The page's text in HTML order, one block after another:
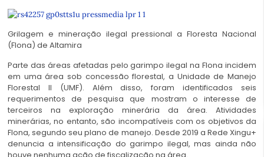
Grilagem e mineração ilegal pressional a Floresta Nacional
(Flona) de Altamira
Parte das áreas afetadas pelo garimpo ilegal na Flona incidem
em uma área sob concessão florestal, a Unidade de Manejo
Florestal II (UMF). Além disso, foram identificados seis
requerimentos de pesquisa que mostram o interesse de
terceiros na exploração minerária da área. Atividades
minerárias, no entanto, são incompatíveis com os objetivos da
Flona, segundo seu plano de manejo. Desde 2019 a Rede Xingu+
denuncia a intensificação do garimpo ilegal, mas ainda não
houve nenhuma ação de fiscalização na área.